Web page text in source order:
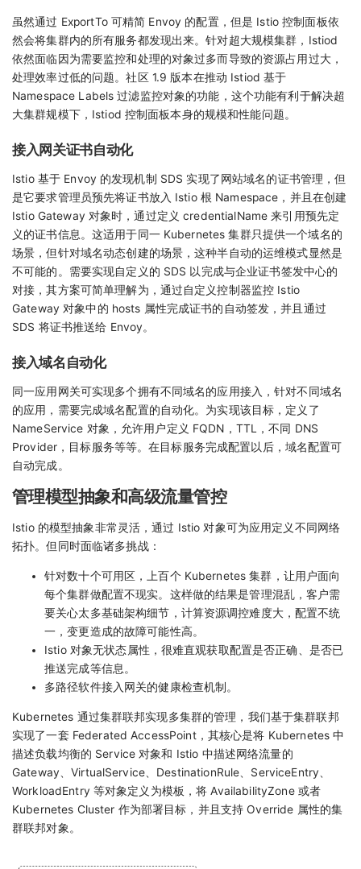
虽然通过 ExportTo 可精简 Envoy 的配置，但是 Istio 控制面板依
然会将集群内的所有服务都发现出来。针对超大规模集群，Istiod
依然面临因为需要监控和处理的对象过多而导致的资源占用过大，
处理效率过低的问题。社区 1.9 版本在推动 Istiod 基于
Namespace Labels 过滤监控对象的功能，这个功能有利于解决超
大集群规模下，Istiod 控制面板本身的规模和性能问题。
接入网关证书自动化
Istio 基于 Envoy 的发现机制 SDS 实现了网站域名的证书管理，但
是它要求管理员预先将证书放入 Istio 根 Namespace，并且在创建
Istio Gateway 对象时，通过定义 credentialName 来引用预先定
义的证书信息。这适用于同一 Kubernetes 集群只提供一个域名的
场景，但针对域名动态创建的场景，这种半自动的运维模式显然是
不可能的。需要实现自定义的 SDS 以完成与企业证书签发中心的
对接，其方案可简单理解为，通过自定义控制器监控 Istio
Gateway 对象中的 hosts 属性完成证书的自动签发，并且通过
SDS 将证书推送给 Envoy。
接入域名自动化
同一应用网关可实现多个拥有不同域名的应用接入，针对不同域名
的应用，需要完成域名配置的自动化。为实现该目标，定义了
NameService 对象，允许用户定义 FQDN，TTL，不同 DNS
Provider，目标服务等等。在目标服务完成配置以后，域名配置可
自动完成。
管理模型抽象和高级流量管控
Istio 的模型抽象非常灵活，通过 Istio 对象可为应用定义不同网络
拓扑。但同时面临诸多挑战：
针对数十个可用区，上百个 Kubernetes 集群，让用户面向
每个集群做配置不现实。这样做的结果是管理混乱，客户需
要关心太多基础架构细节，计算资源调控难度大，配置不统
一，变更造成的故障可能性高。
Istio 对象无状态属性，很难直观获取配置是否正确、是否已
推送完成等信息。
多路径软件接入网关的健康检查机制。
Kubernetes 通过集群联邦实现多集群的管理，我们基于集群联邦
实现了一套 Federated AccessPoint，其核心是将 Kubernetes 中
描述负载均衡的 Service 对象和 Istio 中描述网络流量的
Gateway、VirtualService、DestinationRule、ServiceEntry、
WorkloadEntry 等对象定义为模板，将 AvailabilityZone 或者
Kubernetes Cluster 作为部署目标，并且支持 Override 属性的集
群联邦对象。